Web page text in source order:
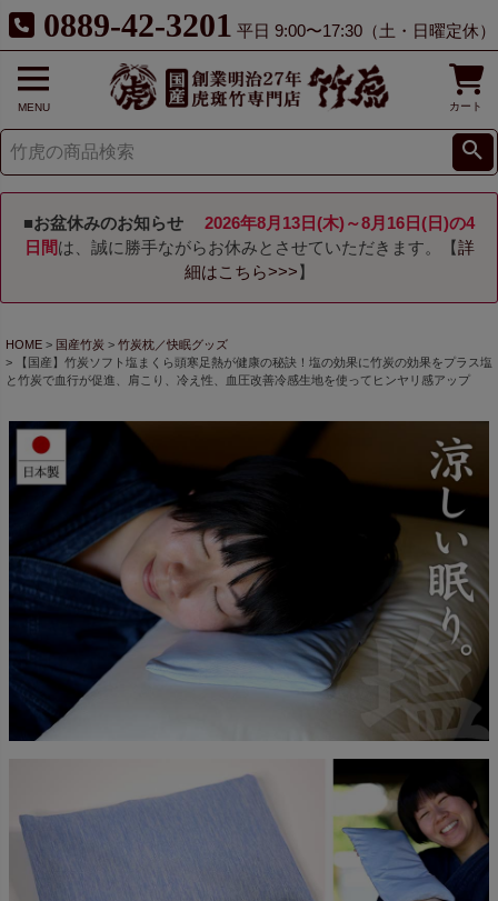
0889-42-3201 平日 9:00〜17:30（土・日曜定休）
MENU カート
■お盆休みのお知らせ
2026年8月13日(木)～8月16日(日)の4
日間は、誠に勝手ながらお休みとさせていただきます。【詳
細はこちら>>> 】
HOME 国産竹炭
竹炭枕／快眠グッズ
【国産】竹炭ソフト塩まくら頭寒足熱が健康の秘訣！塩の効果に竹炭の効果をプラス塩
と竹炭で血行が促進、肩こり、冷え性、血圧改善冷感生地を使ってヒンヤリ感アップ